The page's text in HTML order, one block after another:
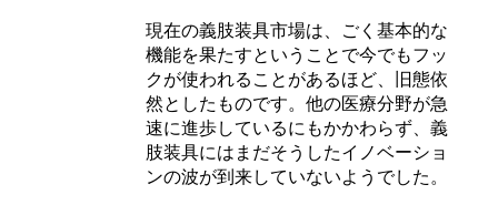
現在の義肢装具市場は、ごく基本的な
機能を果たすということで今でもフッ
クが使われることがあるほど、旧態依
然としたものです。他の医療分野が急
速に進歩しているにもかかわらず、義
肢装具にはまだそうしたイノベーショ
ンの波が到来していないようでした。